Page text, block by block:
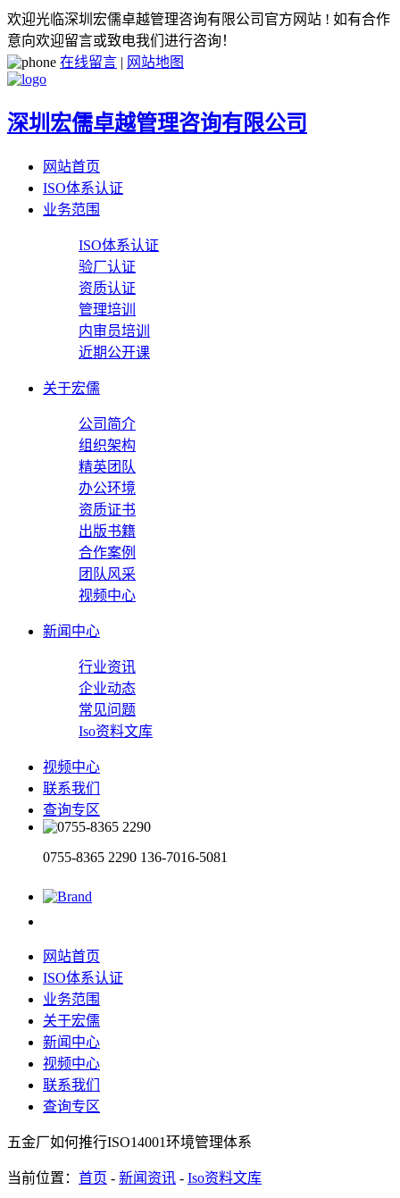
欢迎光临深圳宏儒卓越管理咨询有限公司官方网站 ! 如有合作
意向欢迎留言或致电我们进行咨询！
在线留言 | 网站地图
深圳宏儒卓越管理咨询有限公司
网站首页
ISO体系认证
业务范围
ISO体系认证
验厂认证
资质认证
管理培训
内审员培训
近期公开课
关于宏儒
公司简介
组织架构
精英团队
办公环境
资质证书
出版书籍
合作案例
团队风采
视频中心
新闻中心
行业资讯
企业动态
常见问题
Iso资料文库
视频中心
联系我们
查询专区
0755-8365 2290 136-7016-5081
网站首页
ISO体系认证
业务范围
关于宏儒
新闻中心
视频中心
联系我们
查询专区
五金厂如何推行ISO14001环境管理体系
当前位置： 首页 - 新闻资讯 - Iso资料文库